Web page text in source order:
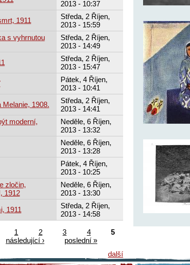
2013 - 10:37
1911
Středa, 2 Říjen,
2013 - 15:59
s vyhrnutou
Středa, 2 Říjen,
2013 - 14:49
Středa, 2 Říjen,
2013 - 15:47
Pátek, 4 Říjen,
2013 - 10:41
1908.
Středa, 2 Říjen,
2013 - 14:41
moderní,
Neděle, 6 Říjen,
2013 - 13:32
Neděle, 6 Říjen,
2013 - 13:28
Pátek, 4 Říjen,
2013 - 10:25
zločin,
1912
Neděle, 6 Říjen,
2013 - 13:30
1911
Středa, 2 Říjen,
2013 - 14:58
1 2 3 4
5
následující ›
poslední »
další